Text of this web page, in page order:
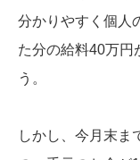
分かりやすく個人
た分の給料40万円
う。
しかし、今月末ま